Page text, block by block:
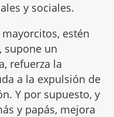
y sociales.
estén
supone un
refuerza la
a la expulsión de
Y por supuesto, y
y papás, mejora